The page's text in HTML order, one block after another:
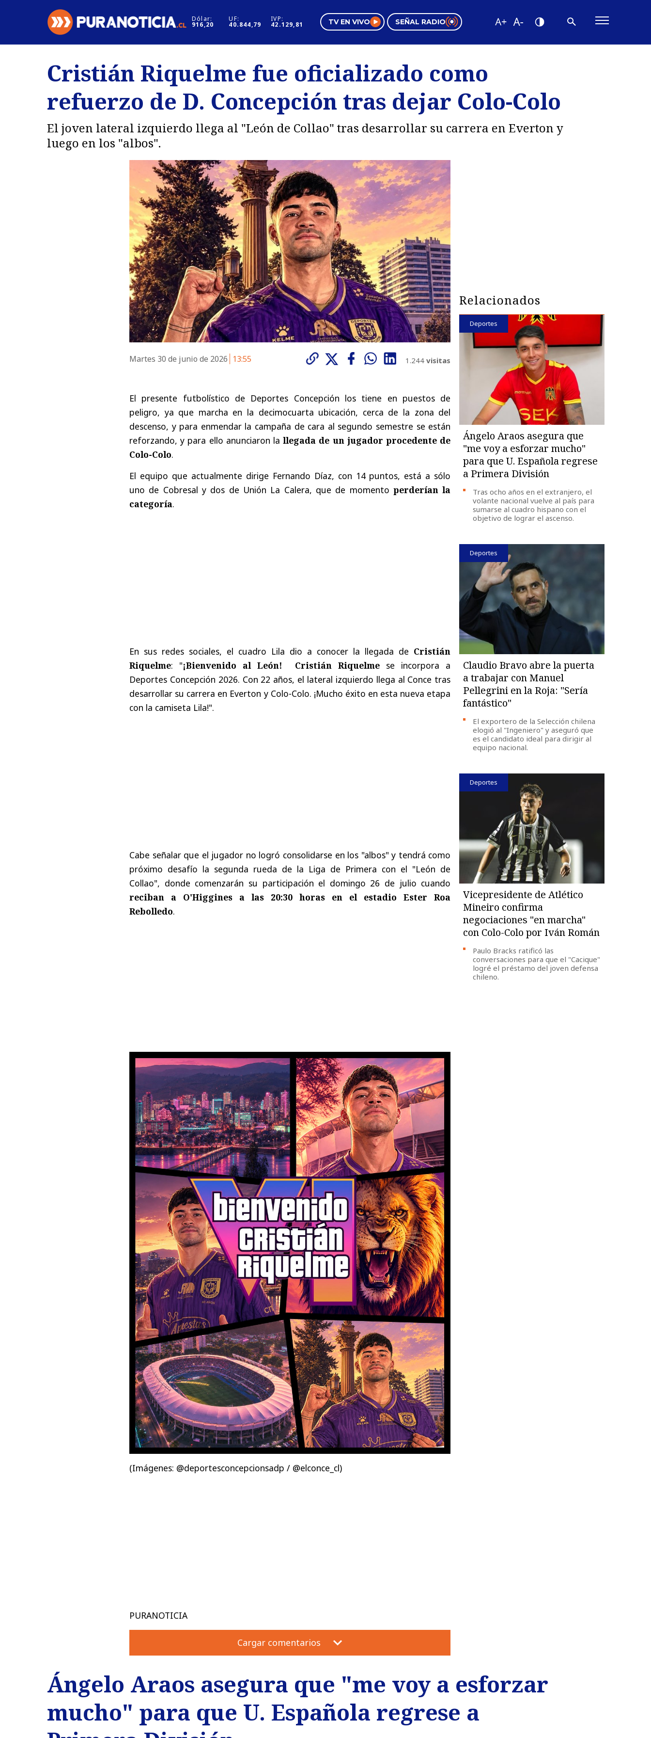
Dólar:
916,20
UF:
40.844,79
IVP:
42.129,81 TV EN VIVO SEÑAL RADIO
Regiones
Deportes
Internacional
Motores
Negocios
Pura Mujer
Tendencias
Videos
Cristián Riquelme fue oficializado como
refuerzo de D. Concepción tras dejar Colo-Colo
El joven lateral izquierdo llega al "León de Collao" tras desarrollar su carrera en Everton y
luego en los "albos".
Martes 30 de junio de 2026 13:55 1.244 visitas
El presente futbolístico de Deportes Concepción los tiene en puestos de
peligro, ya que marcha en la decimocuarta ubicación, cerca de la zona del
descenso, y para enmendar la campaña de cara al segundo semestre se están
reforzando, y para ello anunciaron lallegada de un jugador procedente de
Colo-Colo.
El equipo que actualmente dirige Fernando Díaz, con 14 puntos, está a sólo
uno de Cobresal y dos de Unión La Calera, que de momento perderían la
categoría.
En sus redes sociales, el cuadro Lila dio a conocer la llegada de Cristián
Riquelme: "¡Bienvenido al León! Cristián Riquelme se incorpora a
Deportes Concepción 2026. Con 22 años, el lateral izquierdo llega al Conce tras
desarrollar su carrera en Everton y Colo-Colo. ¡Mucho éxito en esta nueva etapa
con la camiseta Lila!".
Cabe señalar que el jugador no logró consolidarse en los "albos" y tendrá como
próximo desafío la segunda rueda de la Liga de Primera con el "León de
Collao", donde comenzarán su participación el domingo 26 de julio cuando
reciban a O'Higgines a las 20:30 horas en el estadio Ester Roa
Rebolledo.
(Imágenes: @deportesconcepcionsadp / @elconce_cl)
PURANOTICIA
Cargar comentarios
Relacionados
Deportes
Ángelo Araos asegura que
"me voy a esforzar mucho"
para que U. Española regrese
a Primera División
Tras ocho años en el extranjero, el
volante nacional vuelve al país para
sumarse al cuadro hispano con el
objetivo de lograr el ascenso.
Deportes
Claudio Bravo abre la puerta
a trabajar con Manuel
Pellegrini en la Roja: "Sería
fantástico"
El exportero de la Selección chilena
elogió al "Ingeniero" y aseguró que
es el candidato ideal para dirigir al
equipo nacional.
Deportes
Vicepresidente de Atlético
Mineiro confirma
negociaciones "en marcha"
con Colo-Colo por Iván Román
Paulo Bracks ratificó las
conversaciones para que el "Cacique"
logré el préstamo del joven defensa
chileno.
Ángelo Araos asegura que "me voy a esforzar
mucho" para que U. Española regrese a